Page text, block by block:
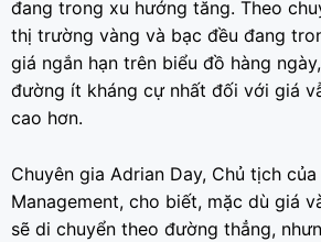
đang trong xu hướng tăng. Theo
thị trường vàng và bạc đều đang
giá ngắn hạn trên biểu đồ hàng
đường ít kháng cự nhất đối với giá
cao hơn.
Chuyên gia Adrian Day, Chủ tịch
Management, cho biết, mặc dù giá
sẽ di chuyển theo đường thẳng,